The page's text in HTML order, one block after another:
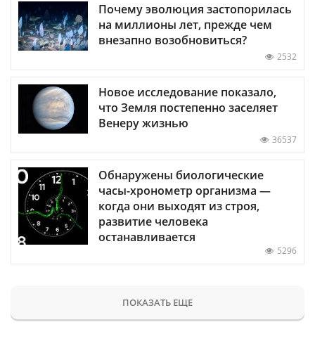
Почему эволюция застопорилась
на миллионы лет, прежде чем
внезапно возобновиться?
2532
Новое исследование показало,
что Земля постепенно заселяет
Венеру жизнью
36537
Обнаружены биологические
часы-хронометр организма —
когда они выходят из строя,
развитие человека
останавливается
5296
ПОКАЗАТЬ ЕЩЕ